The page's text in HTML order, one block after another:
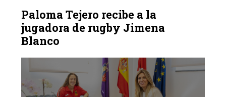
Paloma Tejero recibe a la
jugadora de rugby Jimena
Blanco